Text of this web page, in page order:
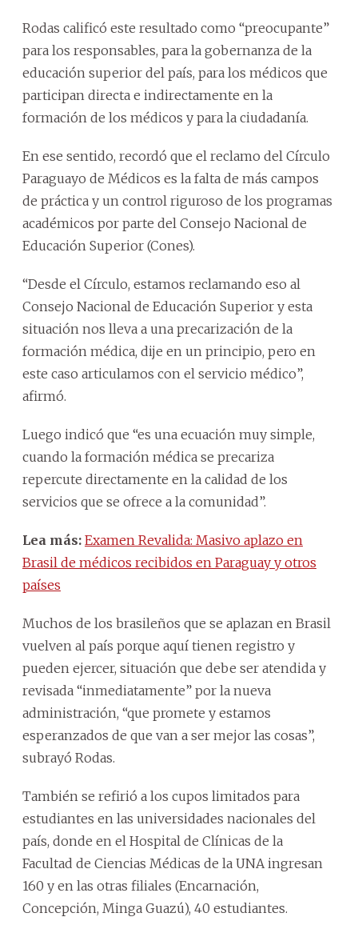
Rodas calificó este resultado como “preocupante”
para los responsables, para la gobernanza de la
educación superior del país, para los médicos que
participan directa e indirectamente en la
formación de los médicos y para la ciudadanía.
En ese sentido, recordó que el reclamo del Círculo
Paraguayo de Médicos es la falta de más campos
de práctica y un control riguroso de los programas
académicos por parte del Consejo Nacional de
Educación Superior (Cones).
“Desde el Círculo, estamos reclamando eso al
Consejo Nacional de Educación Superior y esta
situación nos lleva a una precarización de la
formación médica, dije en un principio, pero en
este caso articulamos con el servicio médico”,
afirmó.
Luego indicó que “es una ecuación muy simple,
cuando la formación médica se precariza
repercute directamente en la calidad de los
servicios que se ofrece a la comunidad”.
Lea más: Examen Revalida: Masivo aplazo en
Brasil de médicos recibidos en Paraguay y otros
países
Muchos de los brasileños que se aplazan en Brasil
vuelven al país porque aquí tienen registro y
pueden ejercer, situación que debe ser atendida y
revisada “inmediatamente” por la nueva
administración, “que promete y estamos
esperanzados de que van a ser mejor las cosas”,
subrayó Rodas.
También se refirió a los cupos limitados para
estudiantes en las universidades nacionales del
país, donde en el Hospital de Clínicas de la
Facultad de Ciencias Médicas de la UNA ingresan
160 y en las otras filiales (Encarnación,
Concepción, Minga Guazú), 40 estudiantes.